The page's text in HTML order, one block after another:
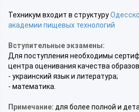
Техникум входит в структуру
академии пищевых технологий
Вступительные экзамены:
Для поступления необходимы
центра оценивания качества
- украинский язык и литература;
- математика.
Примечание: для более полной и